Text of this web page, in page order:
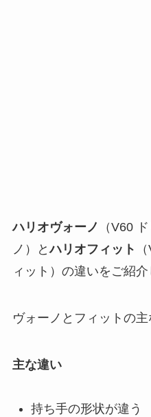
ハリオヴォーノ
（V60
ノ）とハリオフィット
ィット）の違いをご紹介
ヴォーノとフィットの主
主な違い
持ち手の形状が違う